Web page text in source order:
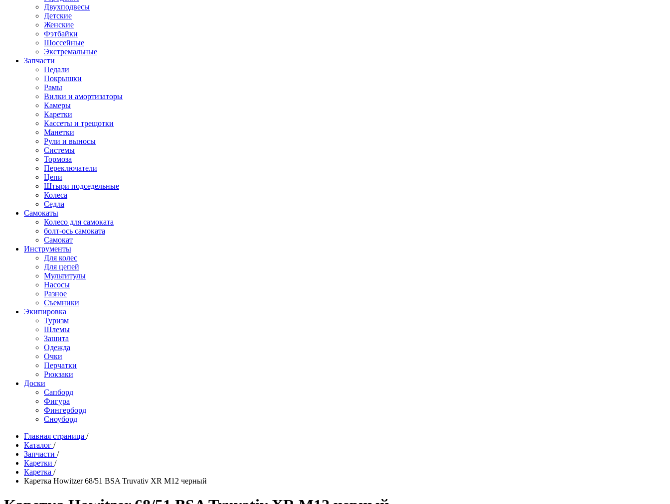
Двухподвесы
Детские
Женские
Фэтбайки
Шоссейные
Экстремальные
Запчасти
Педали
Покрышки
Рамы
Вилки и амортизаторы
Камеры
Каретки
Кассеты и трещотки
Манетки
Рули и выносы
Системы
Тормоза
Переключатели
Цепи
Штыри подседельные
Колеса
Седла
Самокаты
Колесо для самоката
болт-ось самоката
Самокат
Инструменты
Для колес
Для цепей
Мультитулы
Насосы
Разное
Съемники
Экипировка
Туризм
Шлемы
Защита
Одежда
Очки
Перчатки
Рюкзаки
Доски
Сапборд
Фигура
Фингерборд
Сноуборд
Главная страница /
Каталог /
Запчасти /
Каретки /
Каретка /
Каретка Howitzer 68/51 BSA Truvativ XR M12 черный